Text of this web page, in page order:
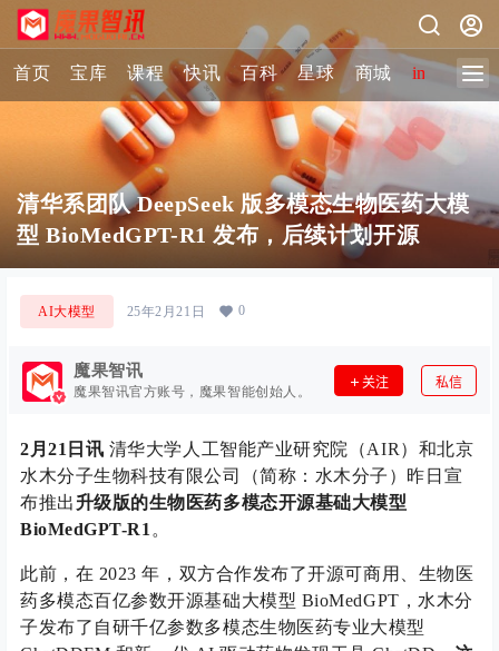
首页 宝库 课程 快讯 百科 星球 商城 image-2
清华系团队 DeepSeek 版多模态生物医药大模
型 BioMedGPT-R1 发布，后续计划开源
AI大模型 25年2月21日 0
魔果智讯
魔果智讯官方账号，魔果智能创始人。
关注 私信
2月21日讯 清华大学人工智能产业研究院（AIR）和北京
水木分子生物科技有限公司（简称：水木分子）昨日宣
布推出 升级版的生物医药多模态开源基础大模型
BioMedGPT-R1 。
此前，在 2023 年，双方合作发布了开源可商用、生物医
药多模态百亿参数开源基础大模型 BioMedGPT，水木分
子发布了自研千亿参数多模态生物医药专业大模型